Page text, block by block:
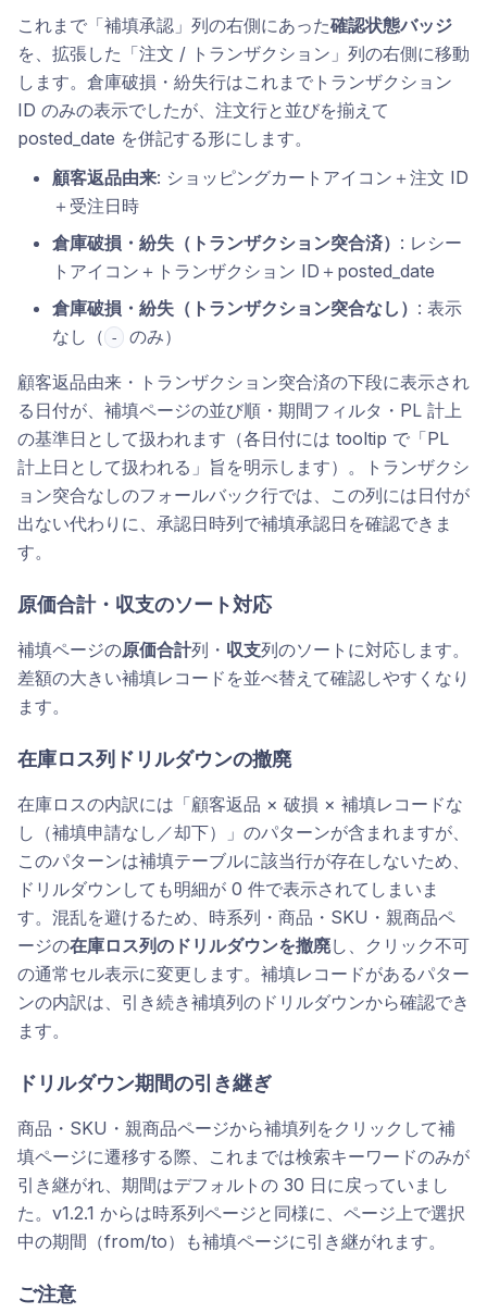
これまで「補填承認」列の右側にあった確認状態バッジ
を、拡張した「注文 / トランザクション」列の右側に移動
します。倉庫破損・紛失行はこれまでトランザクション
ID のみの表示でしたが、注文行と並びを揃えて
posted_date を併記する形にします。
顧客返品由来: ショッピングカートアイコン＋注文 ID
＋受注日時
倉庫破損・紛失（トランザクション突合済） : レシー
トアイコン＋トランザクション ID＋posted_date
倉庫破損・紛失（トランザクション突合なし） : 表示
なし（ - のみ）
顧客返品由来・トランザクション突合済の下段に表示され
る日付が、補填ページの並び順・期間フィルタ・PL 計上
の基準日として扱われます（各日付には tooltip で「PL
計上日として扱われる」旨を明示します）。トランザクシ
ョン突合なしのフォールバック行では、この列には日付が
出ない代わりに、承認日時列で補填承認日を確認できま
す。
原価合計・収支のソート対応
補填ページの原価合計列・ 収支列のソートに対応します。
差額の大きい補填レコードを並べ替えて確認しやすくなり
ます。
在庫ロス列ドリルダウンの撤廃
在庫ロスの内訳には「顧客返品 × 破損 × 補填レコードな
し（補填申請なし／却下）」のパターンが含まれますが、
このパターンは補填テーブルに該当行が存在しないため、
ドリルダウンしても明細が 0 件で表示されてしまいま
す。混乱を避けるため、時系列・商品・SKU・親商品ペ
ージの在庫ロス列のドリルダウンを撤廃し、クリック不可
の通常セル表示に変更します。補填レコードがあるパター
ンの内訳は、引き続き補填列のドリルダウンから確認でき
ます。
ドリルダウン期間の引き継ぎ
商品・SKU・親商品ページから補填列をクリックして補
填ページに遷移する際、これまでは検索キーワードのみが
引き継がれ、期間はデフォルトの 30 日に戻っていまし
た。v1.2.1 からは時系列ページと同様に、ページ上で選択
中の期間（from/to）も補填ページに引き継がれます。
ご注意